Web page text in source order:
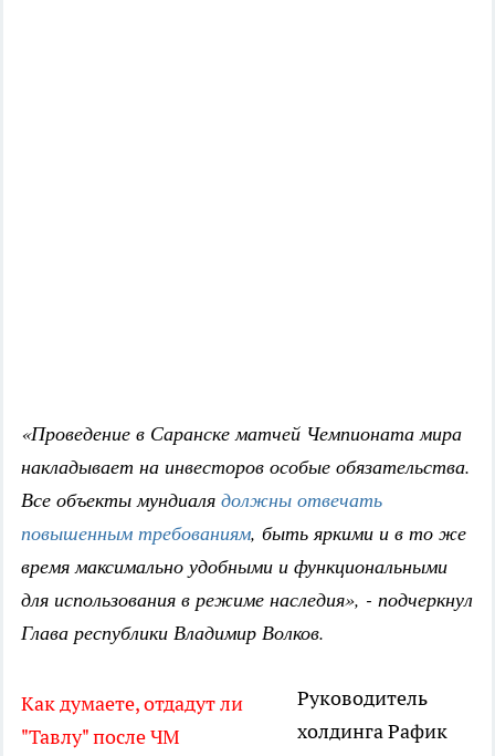
«Проведение в Саранске матчей Чемпионата мира
накладывает на инвесторов особые обязательства.
Все объекты мундиаля должны отвечать
повышенным требованиям, быть яркими и в то же
время максимально удобными и функциональными
для использования в режиме наследия», - подчеркнул
Глава республики Владимир Волков.
Как думаете, отдадут ли
"Тавлу" после ЧМ
Руководитель
холдинга Рафик